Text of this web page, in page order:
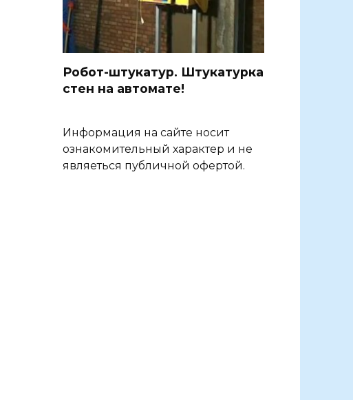
Робот-штукатур. Штукатурка
стен на автомате!
Информация на сайте носит
ознакомительный характер и не
являеться публичной офертой.